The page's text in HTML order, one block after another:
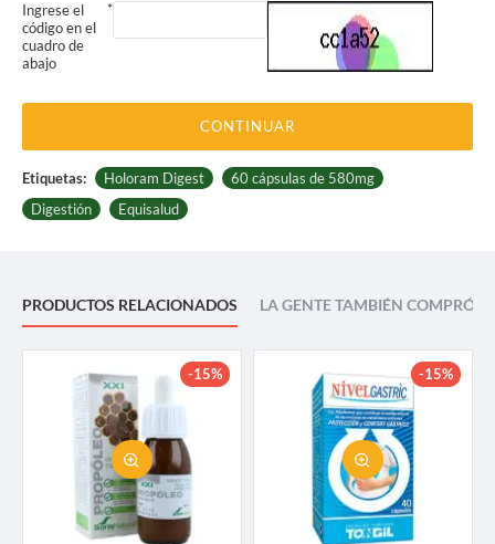
Ingrese el
código en el
cuadro de
abajo
CONTINUAR
Etiquetas: Holoram Digest
60 cápsulas de 580mg
Digestión
Equisalud
PRODUCTOS RELACIONADOS LA GENTE TAMBIÉN COMPRÓ
-15% -15%